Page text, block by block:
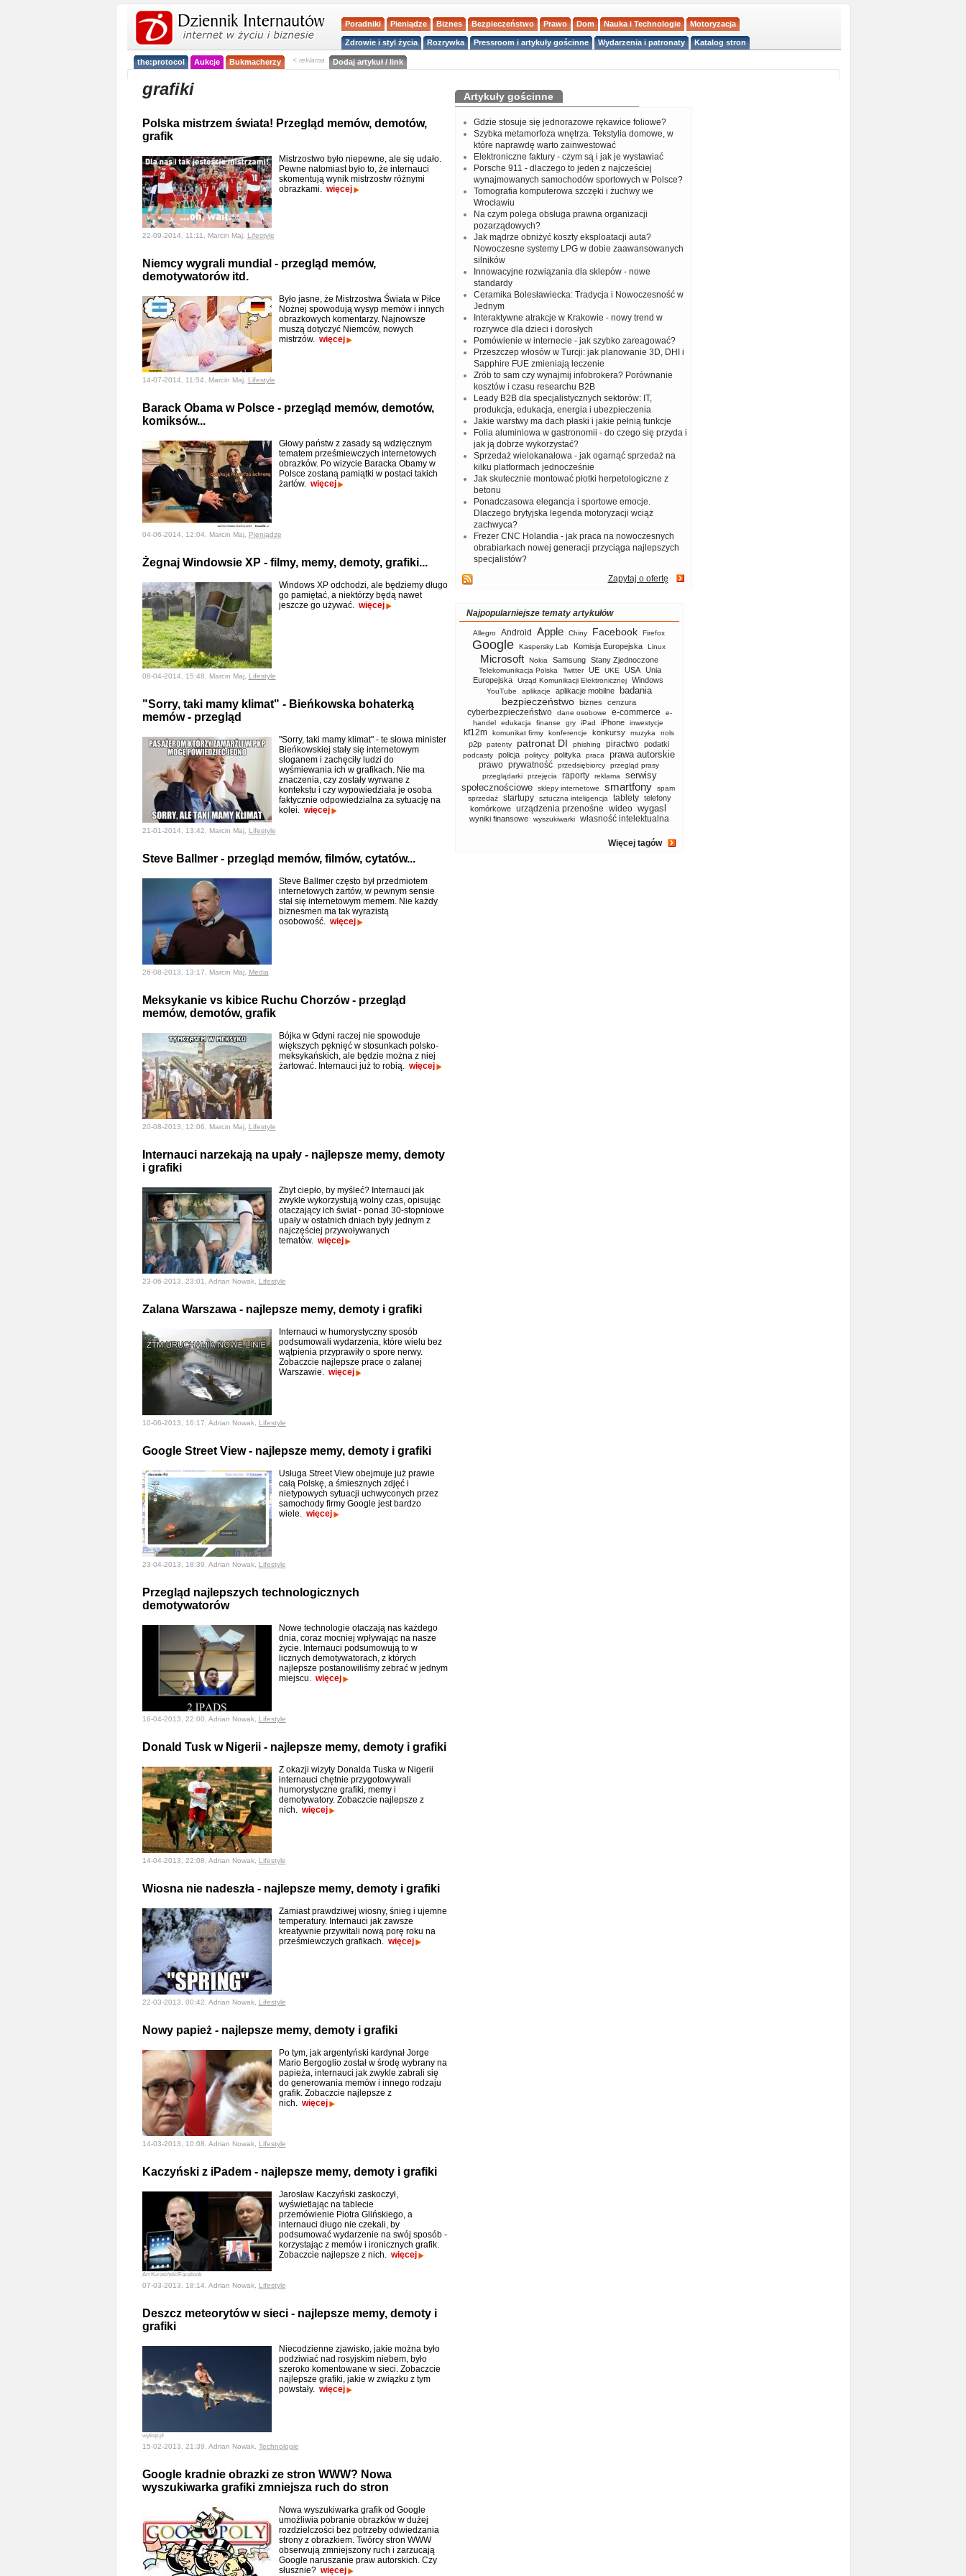
Poradniki Pieniądze Biznes Bezpieczeństwo Prawo Dom Nauka i Technologie Motoryzacja
Zdrowie i styl życia Rozrywka Pressroom i artykuły gościnne Wydarzenia i patronaty Katalog stron
the:protocol Aukcje Bukmacherzy < reklama Dodaj artykuł / link
grafiki
Polska mistrzem świata! Przegląd memów, demotów,
grafik
Mistrzostwo było niepewne, ale się udało.
Pewne natomiast było to, że internauci
skomentują wynik mistrzostw różnymi
obrazkami. więcej
22-09-2014, 11:11, Marcin Maj, Lifestyle
Niemcy wygrali mundial - przegląd memów,
demotywatorów itd.
Było jasne, że Mistrzostwa Świata w Piłce
Nożnej spowodują wysyp memów i innych
obrazkowych komentarzy. Najnowsze
muszą dotyczyć Niemców, nowych
mistrzów. więcej
14-07-2014, 11:54, Marcin Maj, Lifestyle
Barack Obama w Polsce - przegląd memów, demotów,
komiksów...
Głowy państw z zasady są wdzięcznym
tematem prześmiewczych internetowych
obrazków. Po wizycie Baracka Obamy w
Polsce zostaną pamiątki w postaci takich
żartów. więcej
04-06-2014, 12:04, Marcin Maj, Pieniądze
Żegnaj Windowsie XP - filmy, memy, demoty, grafiki...
Windows XP odchodzi, ale będziemy długo
go pamiętać, a niektórzy będą nawet
jeszcze go używać. więcej
08-04-2014, 15:48, Marcin Maj, Lifestyle
"Sorry, taki mamy klimat" - Bieńkowska bohaterką
memów - przegląd
"Sorry, taki mamy klimat" - te słowa minister
Bieńkowskiej stały się internetowym
sloganem i zachęciły ludzi do
wyśmiewania ich w grafikach. Nie ma
znaczenia, czy zostały wyrwane z
kontekstu i czy wypowiedziała je osoba
faktycznie odpowiedzialna za sytuację na
kolei. więcej
21-01-2014, 13:42, Marcin Maj, Lifestyle
Steve Ballmer - przegląd memów, filmów, cytatów...
Steve Ballmer często był przedmiotem
internetowych żartów, w pewnym sensie
stał się internetowym memem. Nie każdy
biznesmen ma tak wyrazistą
osobowość. więcej
26-08-2013, 13:17, Marcin Maj, Media
Meksykanie vs kibice Ruchu Chorzów - przegląd
memów, demotów, grafik
Bójka w Gdyni raczej nie spowoduje
większych pęknięć w stosunkach polsko-
meksykańskich, ale będzie można z niej
żartować. Internauci już to robią. więcej
20-08-2013, 12:06, Marcin Maj, Lifestyle
Internauci narzekają na upały - najlepsze memy, demoty
i grafiki
Zbyt ciepło, by myśleć? Internauci jak
zwykle wykorzystują wolny czas, opisując
otaczający ich świat - ponad 30-stopniowe
upały w ostatnich dniach były jednym z
najczęściej przywoływanych
tematów. więcej
23-06-2013, 23:01, Adrian Nowak, Lifestyle
Zalana Warszawa - najlepsze memy, demoty i grafiki
Internauci w humorystyczny sposób
podsumowali wydarzenia, które wielu bez
wątpienia przyprawiły o spore nerwy.
Zobaczcie najlepsze prace o zalanej
Warszawie. więcej
10-06-2013, 16:17, Adrian Nowak, Lifestyle
Google Street View - najlepsze memy, demoty i grafiki
Usługa Street View obejmuje już prawie
całą Polskę, a śmiesznych zdjęć i
nietypowych sytuacji uchwyconych przez
samochody firmy Google jest bardzo
wiele. więcej
23-04-2013, 18:39, Adrian Nowak, Lifestyle
Przegląd najlepszych technologicznych
demotywatorów
Nowe technologie otaczają nas każdego
dnia, coraz mocniej wpływając na nasze
życie. Internauci podsumowują to w
licznych demotywatorach, z których
najlepsze postanowiliśmy zebrać w jednym
miejscu. więcej
16-04-2013, 22:00, Adrian Nowak, Lifestyle
Donald Tusk w Nigerii - najlepsze memy, demoty i grafiki
Z okazji wizyty Donalda Tuska w Nigerii
internauci chętnie przygotowywali
humorystyczne grafiki, memy i
demotywatory. Zobaczcie najlepsze z
nich. więcej
14-04-2013, 22:08, Adrian Nowak, Lifestyle
Wiosna nie nadeszła - najlepsze memy, demoty i grafiki
Zamiast prawdziwej wiosny, śnieg i ujemne
temperatury. Internauci jak zawsze
kreatywnie przywitali nową porę roku na
prześmiewczych grafikach. więcej
22-03-2013, 00:42, Adrian Nowak, Lifestyle
Nowy papież - najlepsze memy, demoty i grafiki
Po tym, jak argentyński kardynał Jorge
Mario Bergoglio został w środę wybrany na
papieża, internauci jak zwykle zabrali się
do generowania memów i innego rodzaju
grafik. Zobaczcie najlepsze z
nich. więcej
14-03-2013, 10:08, Adrian Nowak, Lifestyle
Kaczyński z iPadem - najlepsze memy, demoty i grafiki
Art Kurasiński/Facebook
Jarosław Kaczyński zaskoczył,
wyświetlając na tablecie
przemówienie Piotra Glińskiego, a
internauci długo nie czekali, by
podsumować wydarzenie na swój sposób -
korzystając z memów i ironicznych grafik.
Zobaczcie najlepsze z nich. więcej
07-03-2013, 18:14, Adrian Nowak, Lifestyle
Deszcz meteorytów w sieci - najlepsze memy, demoty i
grafiki
wykop.pl
Niecodzienne zjawisko, jakie można było
podziwiać nad rosyjskim niebem, było
szeroko komentowane w sieci. Zobaczcie
najlepsze grafiki, jakie w związku z tym
powstały. więcej
15-02-2013, 21:39, Adrian Nowak, Technologie
Google kradnie obrazki ze stron WWW? Nowa
wyszukiwarka grafiki zmniejsza ruch do stron
Nowa wyszukiwarka grafik od Google
umożliwia pobranie obrazków w dużej
rozdzielczości bez potrzeby odwiedzania
strony z obrazkiem. Twórcy stron WWW
obserwują zmniejszony ruch i zarzucają
Google naruszanie praw autorskich. Czy
słusznie? więcej
Artykuły gościnne
Gdzie stosuje się jednorazowe rękawice foliowe?
Szybka metamorfoza wnętrza. Tekstylia domowe, w
które naprawdę warto zainwestować
Elektroniczne faktury - czym są i jak je wystawiać
Porsche 911 - dlaczego to jeden z najcześciej
wynajmowanych samochodów sportowych w Polsce?
Tomografia komputerowa szczęki i żuchwy we
Wrocławiu
Na czym polega obsługa prawna organizacji
pozarządowych?
Jak mądrze obniżyć koszty eksploatacji auta?
Nowoczesne systemy LPG w dobie zaawansowanych
silników
Innowacyjne rozwiązania dla sklepów - nowe
standardy
Ceramika Bolesławiecka: Tradycja i Nowoczesność w
Jednym
Interaktywne atrakcje w Krakowie - nowy trend w
rozrywce dla dzieci i dorosłych
Pomówienie w internecie - jak szybko zareagować?
Przeszczep włosów w Turcji: jak planowanie 3D, DHI i
Sapphire FUE zmieniają leczenie
Zrób to sam czy wynajmij infobrokera? Porównanie
kosztów i czasu researchu B2B
Leady B2B dla specjalistycznych sektorów: IT,
produkcja, edukacja, energia i ubezpieczenia
Jakie warstwy ma dach płaski i jakie pełnią funkcje
Folia aluminiowa w gastronomii - do czego się przyda i
jak ją dobrze wykorzystać?
Sprzedaż wielokanałowa - jak ogarnąć sprzedaż na
kilku platformach jednocześnie
Jak skutecznie montować płotki herpetologiczne z
betonu
Ponadczasowa elegancja i sportowe emocje.
Dlaczego brytyjska legenda motoryzacji wciąż
zachwyca?
Frezer CNC Holandia - jak praca na nowoczesnych
obrabiarkach nowej generacji przyciąga najlepszych
specjalistów?
Zapytaj o ofertę
Najpopularniejsze tematy artykułów
Allegro Android Apple Chiny Facebook Firefox
Google Kaspersky Lab Komisja Europejska Linux
Microsoft Nokia Samsung Stany Zjednoczone
Telekomunikacja Polska Twitter UE UKE USA
Unia
Europejska
Urząd Komunikacji Elektronicznej Windows
YouTube aplikacje aplikacje mobilne badania
bezpieczeństwo biznes cenzura
cyberbezpieczeństwo dane osobowe e-commerce
e-
handel
edukacja finanse gry iPad iPhone inwestycje
kf12m komunikat firmy konferencje konkursy muzyka nols
p2p patenty patronat DI phishing piractwo podatki
podcasty policja politycy polityka praca prawa autorskie
prawo prywatność przedsiębiorcy
przegląd prasy
przeglądarki
przejęcia raporty reklama
serwisy
społecznościowe
sklepy internetowe smartfony
spam
sprzedaż
startupy sztuczna inteligencja tablety telefony
komórkowe urządzenia przenośne wideo wygasl
wyniki finansowe wyszukiwarki własność intelektualna
Więcej tagów